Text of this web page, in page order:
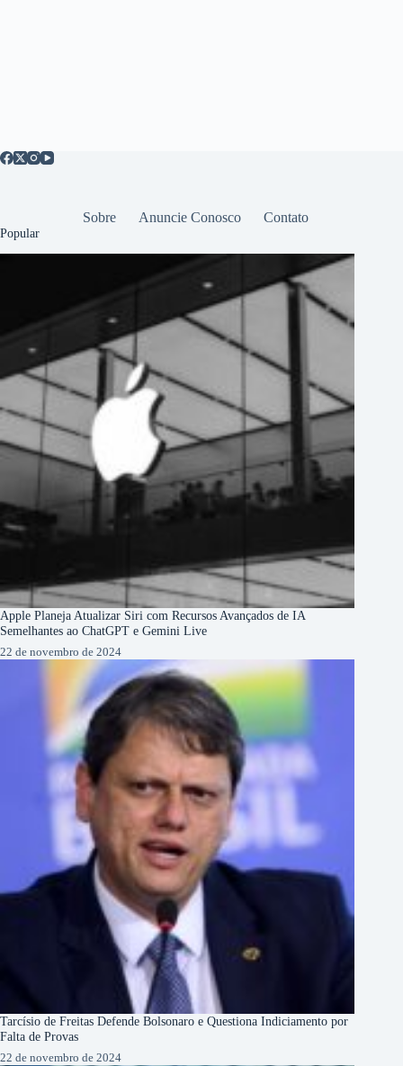
Sobre Anuncie Conosco Contato
Popular
Apple Planeja Atualizar Siri com Recursos Avançados de IA
Semelhantes ao ChatGPT e Gemini Live
22 de novembro de 2024
Tarcísio de Freitas Defende Bolsonaro e Questiona Indiciamento por
Falta de Provas
22 de novembro de 2024